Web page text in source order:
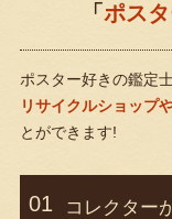
「 ポス
ポスター好きの鑑定
リサイクルショップ
とができます!
コレクター